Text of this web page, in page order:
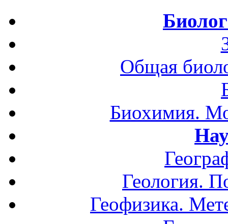
Общая
Биохимия.
Геология.
Геофизика.